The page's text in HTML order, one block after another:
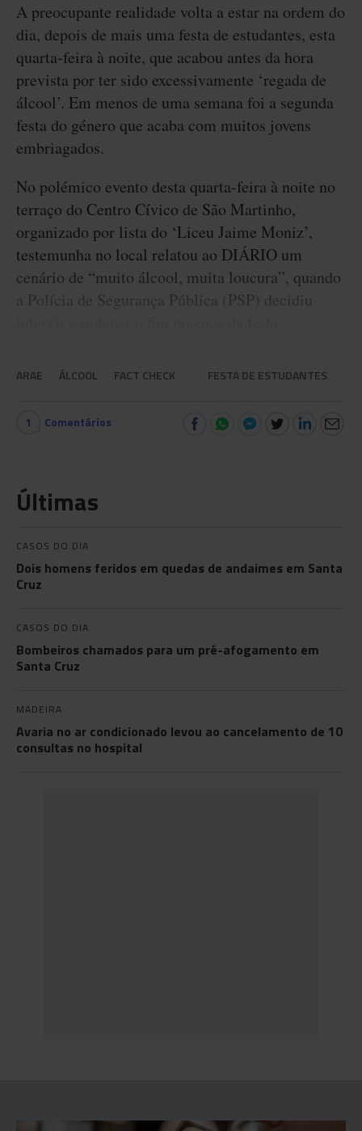
A preocupante realidade volta a estar na ordem do
dia, depois de mais uma festa de estudantes, esta
quarta-feira à noite, que acabou antes da hora
prevista por ter sido excessivamente ‘regada de
álcool’. Em menos de uma semana foi a segunda
festa do género que acaba com muitos jovens
embriagados.
No polémico evento desta quarta-feira à noite no
terraço do Centro Cívico de São Martinho,
organizado por lista do ‘Liceu Jaime Moniz’,
testemunha no local relatou ao DIÁRIO um
cenário de “muito álcool, muita loucura”, quando
a Polícia de Segurança Pública (PSP) decidiu
ARAE ÁLCOOL FACT CHECK FESTA DE ESTUDANTES
1 Comentários
Últimas
CASOS DO DIA
Dois homens feridos em quedas de andaimes em Santa
Cruz
CASOS DO DIA
Bombeiros chamados para um pré-afogamento em
Santa Cruz
MADEIRA
Avaria no ar condicionado levou ao cancelamento de 10
consultas no hospital